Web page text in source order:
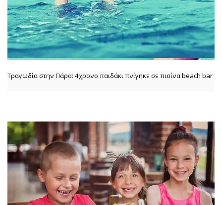
Τραγωδία στην Πάρο: 4χρονο παιδάκι πνίγηκε σε πισίνα beach bar